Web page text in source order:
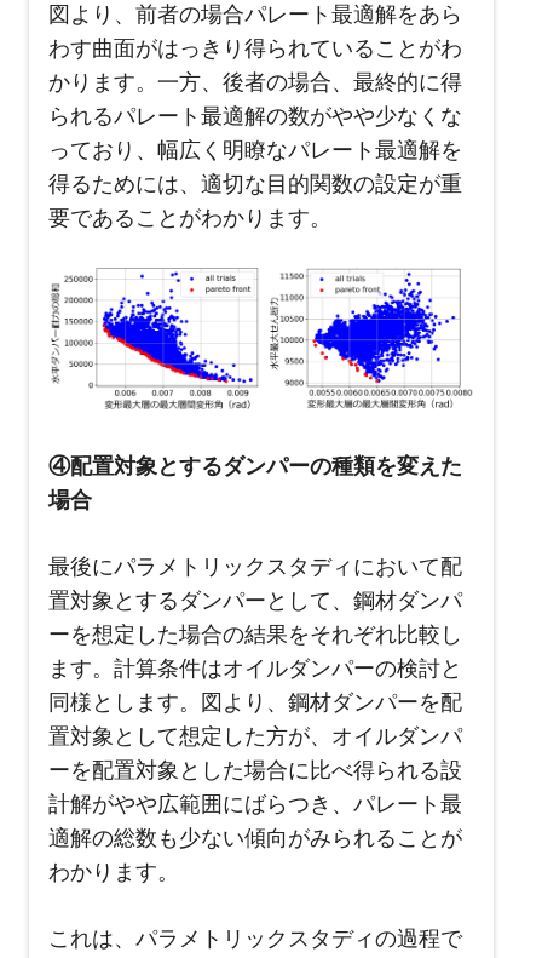
図より、前者の場合パレート最適解をあら
わす曲面がはっきり得られていることがわ
かります。一方、後者の場合、最終的に得
られるパレート最適解の数がやや少なくな
っており、幅広く明瞭なパレート最適解を
得るためには、適切な目的関数の設定が重
要であることがわかります。
④配置対象とするダンパーの種類を変えた
場合
最後にパラメトリックスタディにおいて配
置対象とするダンパーとして、鋼材ダンパ
ーを想定した場合の結果をそれぞれ比較し
ます。計算条件はオイルダンパーの検討と
同様とします。図より、鋼材ダンパーを配
置対象として想定した方が、オイルダンパ
ーを配置対象とした場合に比べ得られる設
計解がやや広範囲にばらつき、パレート最
適解の総数も少ない傾向がみられることが
わかります。
これは、パラメトリックスタディの過程で